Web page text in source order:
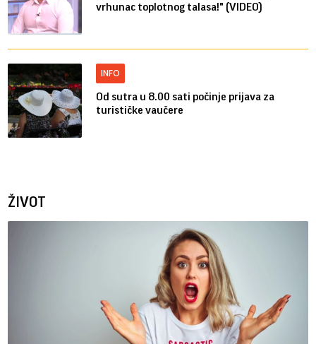
vrhunac toplotnog talasa!" (VIDEO)
INFO
Od sutra u 8.00 sati počinje prijava za
turističke vaučere
ŽIVOT